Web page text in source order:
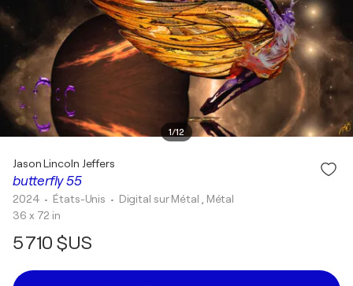
1/12
butterfly 55
Jason Lincoln Jeffers
2024 • États-Unis • Digital sur Métal , Métal
36 x 72 in
5 710 $US